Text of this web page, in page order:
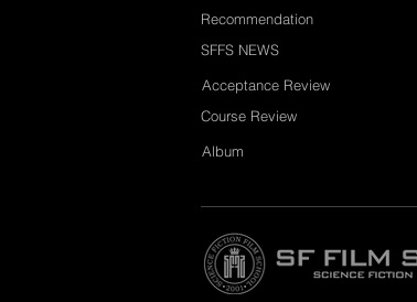
Recommendation
SFFS NEWS
Acceptance Review
Course Review
Album